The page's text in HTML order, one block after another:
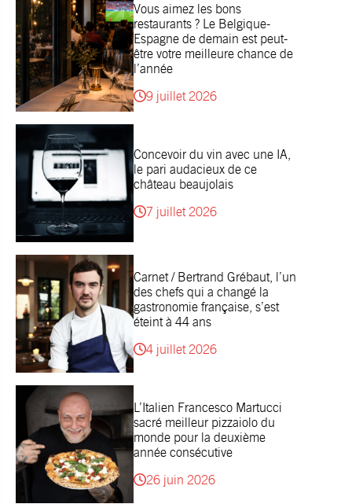
Vous aimez les bons
restaurants ? Le Belgique-
Espagne de demain est peut-
être votre meilleure chance de
l’année
9 juillet 2026
Concevoir du vin avec une IA,
le pari audacieux de ce
château beaujolais
7 juillet 2026
Carnet / Bertrand Grébaut, l’un
des chefs qui a changé la
gastronomie française, s’est
éteint à 44 ans
4 juillet 2026
L’Italien Francesco Martucci
sacré meilleur pizzaiolo du
monde pour la deuxième
année consécutive
26 juin 2026